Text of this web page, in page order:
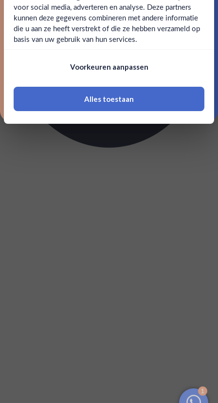
Ben jij 18 jaar of ouder?
Ja Nee
18 jaar of ouder zijn
voor social media, adverteren en analyse. Deze partners
kunnen deze gegevens combineren met andere informatie
die u aan ze heeft verstrekt of die ze hebben verzameld op
basis van uw gebruik van hun services.
Voorkeuren aanpassen
Alles toestaan
Claim mijn korting